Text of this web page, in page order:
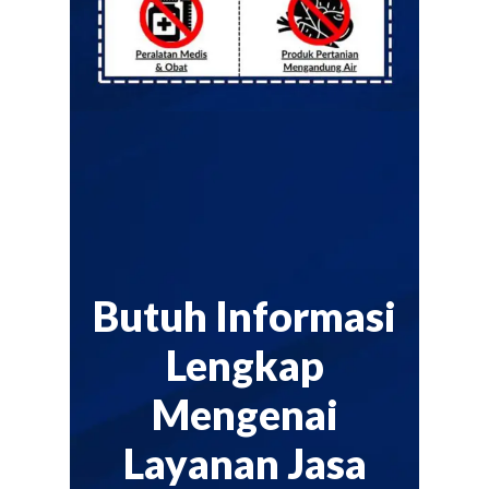
Butuh Informasi
Lengkap
Mengenai
Layanan Jasa